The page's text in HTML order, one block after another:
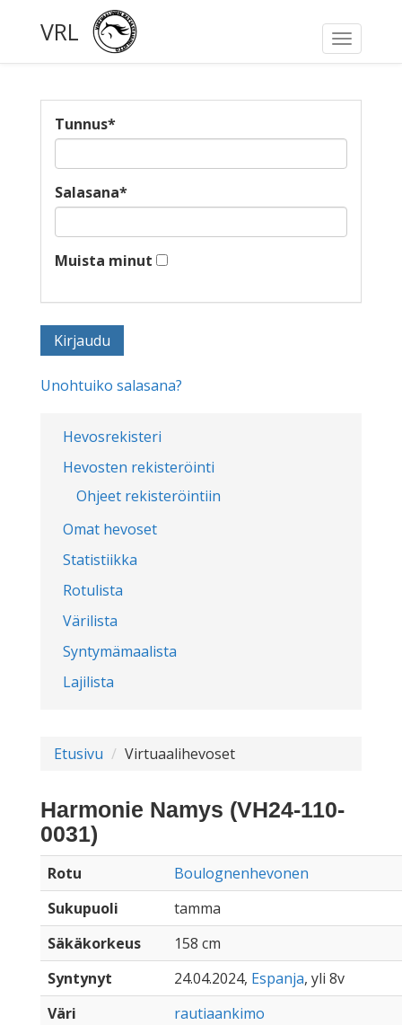
Toggle
VRL
Hevosrekisteri
Hevosten rekisteröinti
Ohjeet rekisteröintiin
Omat hevoset
Statistiikka
Rotulista
Värilista
Syntymämaalista
Lajilista
Tunnus*
Salasana*
Muista minut
Unohtuiko salasana?
Etusivu Virtuaalihevoset
Harmonie Namys (VH24-110-
0031)
Rotu
Boulognenhevonen
Sukupuoli
tamma
Säkäkorkeus
158 cm
Syntynyt
24.04.2024, Espanja, yli 8v
Väri
rautiaankimo